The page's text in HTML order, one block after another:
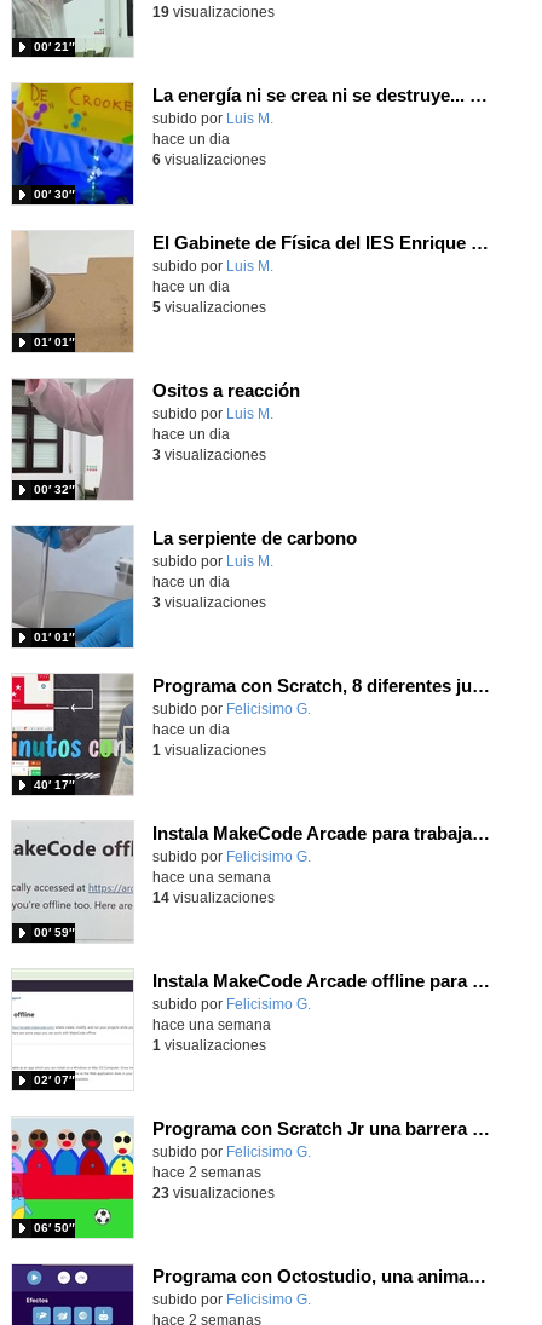
00′ 21″
19visualizaciones
La energía ni se crea ni se destruye... ¡se experimenta! El Tierno en la Feria Madrid es Ciencia 2026
Contenido educativo.
subido por Luis M.
00′ 30″
hace un dia
6visualizaciones
El Gabinete de Física del IES Enrique Tierno Galván de Parla (Curso 25-26)
Contenido educativo.
subido por Luis M.
01′ 01″
hace un dia
5visualizaciones
Ositos a reacción
Contenido educativo.
subido por Luis M.
00′ 32″
hace un dia
3visualizaciones
La serpiente de carbono
Contenido educativo.
subido por Luis M.
01′ 01″
hace un dia
3visualizaciones
Programa con Scratch, 8 diferentes juegos para vivir la emoción de los partidos de España en el mundial 2026
Contenido educativo.
subido por Felicisimo G.
40′ 17″
hace un dia
1 visualizaciones
Instala MakeCode Arcade para trabajar offline en tu tablet, ordenador, Chromebook
Contenido educativo.
subido por Felicisimo G.
00′ 59″
hace una semana
14visualizaciones
Instala MakeCode Arcade offline para programar grandes juegos sin necesidad de Internet
Contenido educativo.
subido por Felicisimo G.
02′ 07″
hace una semana
1 visualizaciones
Programa con Scratch Jr una barrera que se desplaza para dar sensación de movimiento
Contenido educativo.
subido por Felicisimo G.
06′ 50″
hace 2 semanas
23visualizaciones
Programa con Octostudio, una animación utilizando la cámara para una foto y audio y texto para comunicar.
Contenido educativo.
subido por Felicisimo G.
hace 2 semanas